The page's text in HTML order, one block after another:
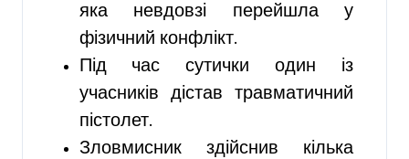
яка невдовзі перейшла у
фізичний конфлікт.
Під час сутички один із
учасників дістав травматичний
пістолет.
Зловмисник здійснив кілька